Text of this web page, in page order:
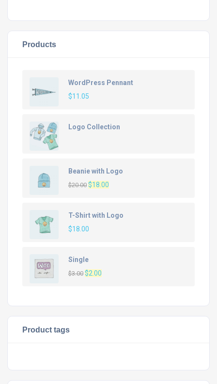
Products
WordPress Pennant
$11.05
Logo Collection
Beanie with Logo
$20.00 El
era:
$20.00.
$18.00
es:
T-Shirt with Logo
$18.00
Single
$3.00 El
era:
$3.00.
$2.00
es:
$2.00.
Product tags